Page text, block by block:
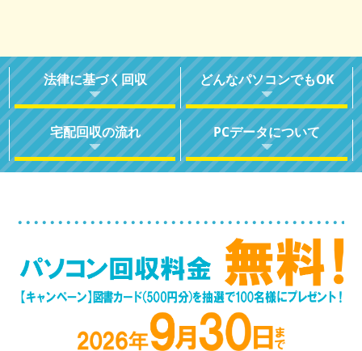
法律に基づく回収 どんなパソコンでもOK
宅配回収の流れ PCデータについて